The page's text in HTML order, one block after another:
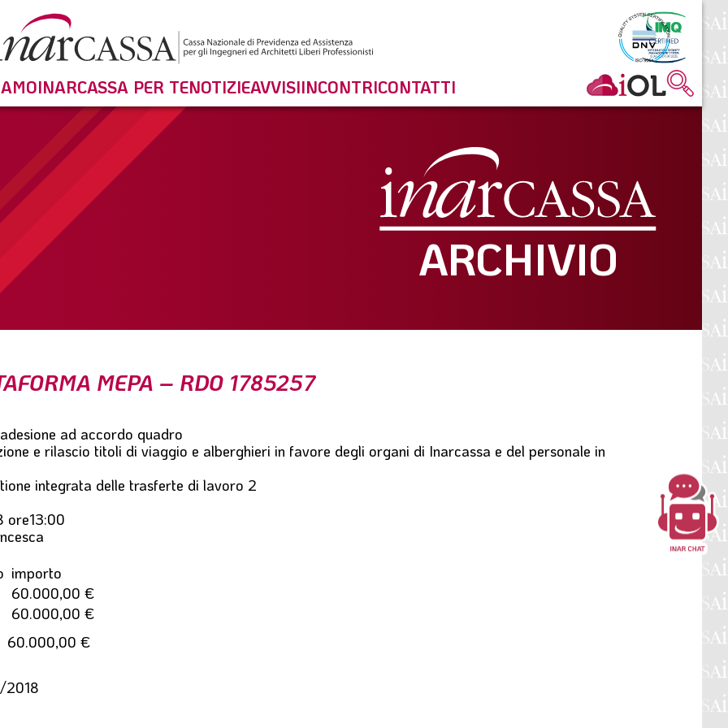
INARCASSA PER TENOTIZIEAVVISIINCONTRICONTATTI
ARCHIVIO
MEPA – RDO 1785257
ad accordo quadro
e rilascio titoli di viaggio e alberghieri in favore degli organi di Inarcassa e del personale in
integrata delle trasferte di lavoro 2
ore13:00
importo
60.000,00 €
60.000,00 €
60.000,00 €